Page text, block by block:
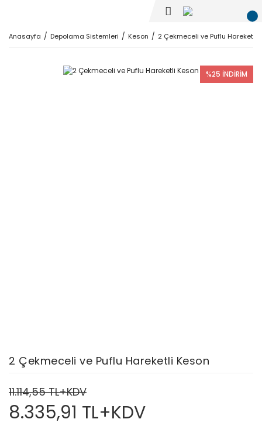
Anasayfa Depolama Sistemleri Keson 2 Çekmeceli ve Puflu Hareketli
%25 İNDİRİM
2 Çekmeceli ve Puflu Hareketli Keson
11.114,55 TL+KDV
8.335,91 TL+KDV